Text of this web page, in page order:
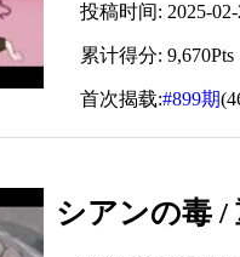
投稿时间: 2025-02-
累计得分: 9,670Pts
首次揭载:#899期
シアンの毒 /